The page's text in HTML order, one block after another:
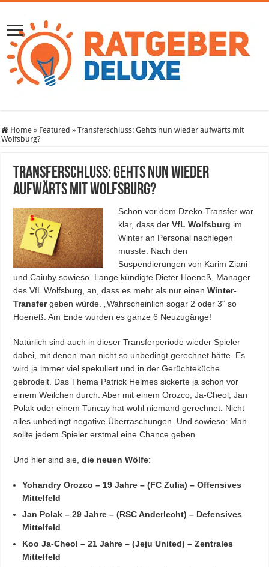
Home » Featured » Transferschluss: Gehts nun wieder aufwärts mit
Wolfsburg?
Transferschluss: Gehts nun wieder
aufwärts mit Wolfsburg?
Schon vor dem Dzeko-Transfer war
klar, dass derVfL Wolfsburg im
Winter an Personal nachlegen
musste. Nach den
Suspendierungen von Karim Ziani
und Caiuby sowieso. Lange kündigte Dieter Hoeneß, Manager
des VfL Wolfsburg, an, dass es mehr als nur einenWinter-
Transfergeben würde. „Wahrscheinlich sogar 2 oder 3“ so
Hoeneß. Am Ende wurden es ganze 6 Neuzugänge!
Natürlich sind auch in dieser Transferperiode wieder Spieler
dabei, mit denen man nicht so unbedingt gerechnet hätte. Es
wird ja immer viel spekuliert und in der Gerüchteküche
gebrodelt. Das Thema Patrick Helmes sickerte ja schon vor
einem Weilchen durch. Aber mit einem Orozco, Ja-Cheol, Jan
Polak oder einem Tuncay hat wohl niemand gerechnet. Nicht
alles unbedingt negative Überraschungen. Und sowieso: Man
sollte jedem Spieler erstmal eine Chance geben.
Und hier sind sie,die neuen Wölfe:
Yohandry Orozco – 19 Jahre – (FC Zulia) – Offensives
Mittelfeld
Jan Polak – 29 Jahre – (RSC Anderlecht) – Defensives
Mittelfeld
Koo Ja-Cheol – 21 Jahre – (Jeju United) – Zentrales
Mittelfeld